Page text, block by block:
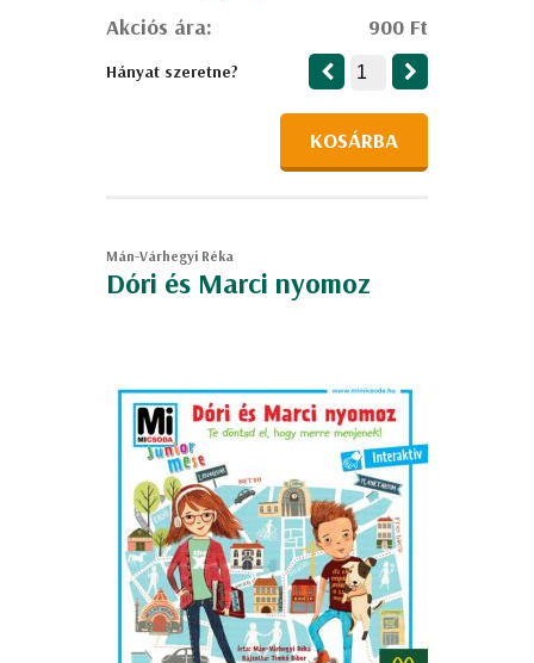
Akciós ára:
900 Ft
Hányat szeretne?
KOSÁRBA
Mán-Várhegyi Réka
Dóri és Marci nyomoz